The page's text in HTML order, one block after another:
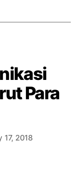
Para
17, 2018